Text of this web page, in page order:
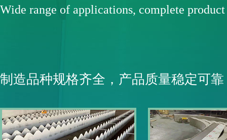
Wide range of applications, complete
制造品种规格齐全，产品质量稳定可靠